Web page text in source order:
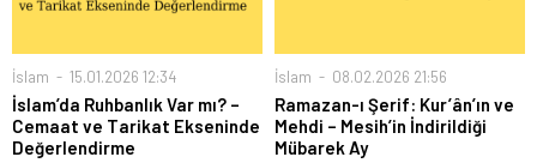
İslam 15.01.2026 12:34
İslam’da Ruhbanlık Var mı? –
Cemaat ve Tarikat Ekseninde
Değerlendirme
İslam 08.02.2026 21:56
Ramazan-ı Şerif: Kur’ân’ın ve
Mehdi – Mesih’in İndirildiği
Mübarek Ay